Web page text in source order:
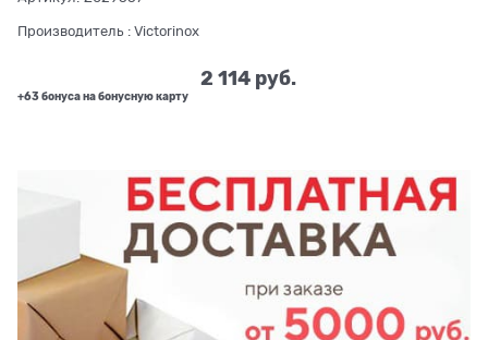
Производитель : Victorinox
2 114 руб.
+63 бонуса на бонусную карту